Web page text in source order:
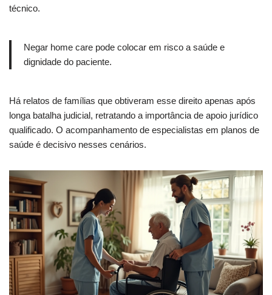
técnico.
Negar home care pode colocar em risco a saúde e
dignidade do paciente.
Há relatos de famílias que obtiveram esse direito apenas após
longa batalha judicial, retratando a importância de apoio jurídico
qualificado. O acompanhamento de especialistas em planos de
saúde é decisivo nesses cenários.